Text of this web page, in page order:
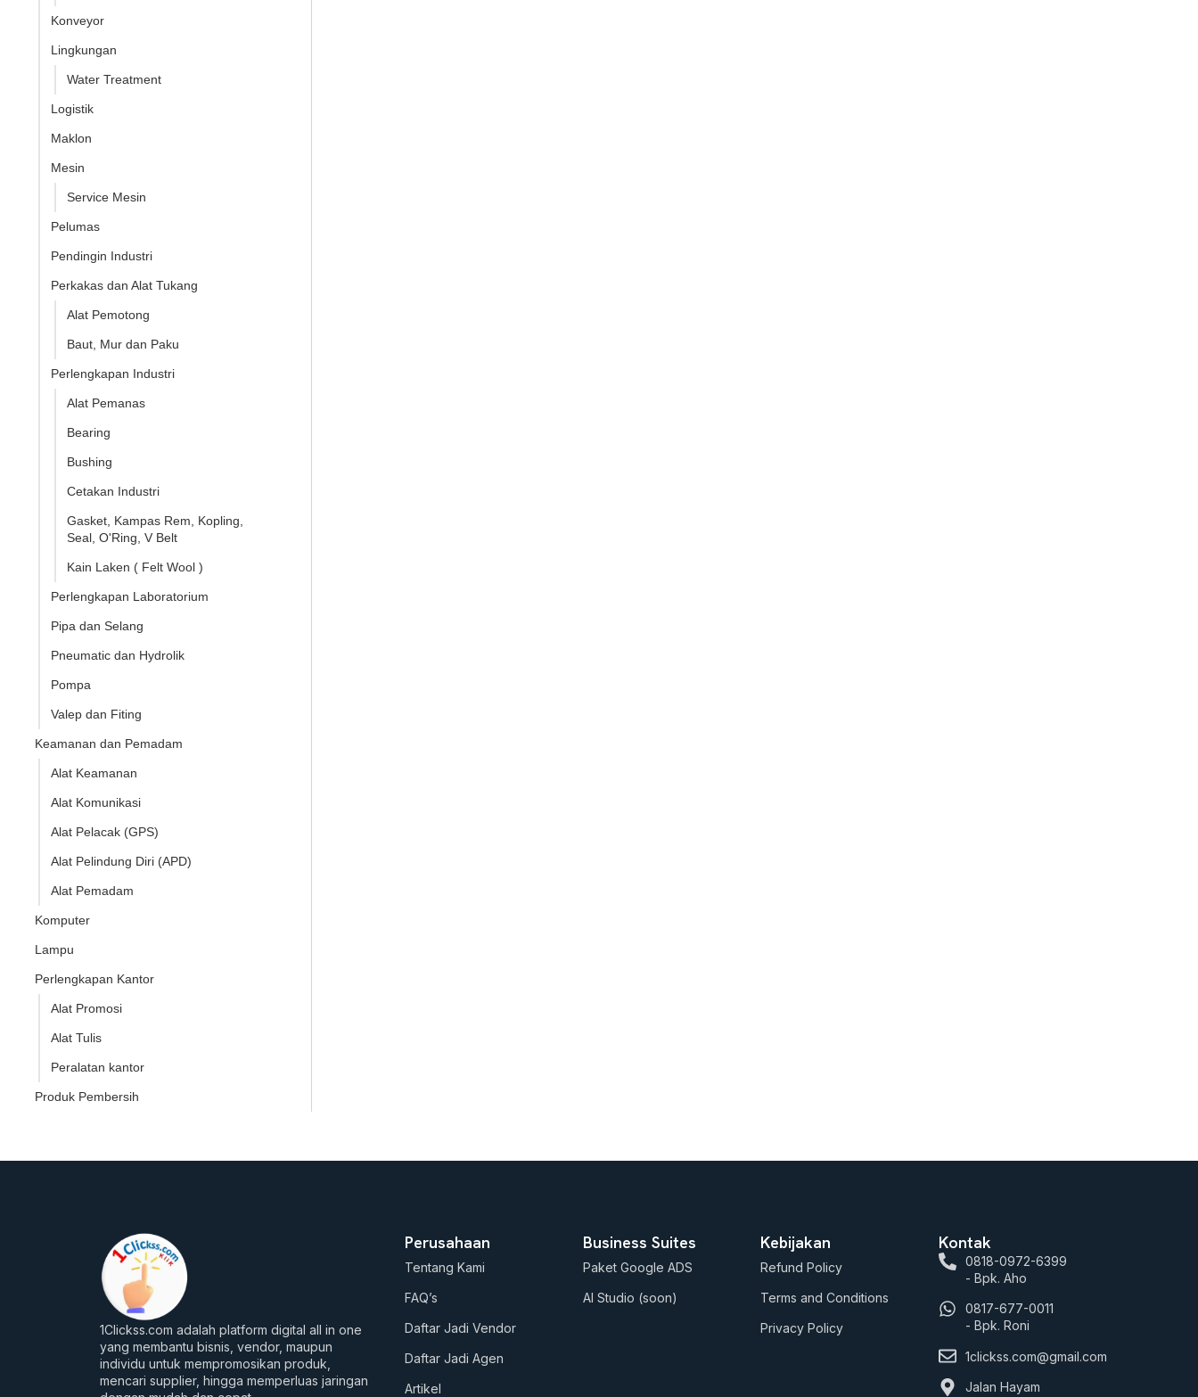
Konveyor
Lingkungan
Water Treatment
Logistik
Maklon
Mesin
Service Mesin
Pelumas
Pendingin Industri
Perkakas dan Alat Tukang
Alat Pemotong
Baut, Mur dan Paku
Perlengkapan Industri
Alat Pemanas
Bearing
Bushing
Cetakan Industri
Gasket, Kampas Rem, Kopling,
Seal, O'Ring, V Belt
Kain Laken ( Felt Wool )
Perlengkapan Laboratorium
Pipa dan Selang
Pneumatic dan Hydrolik
Pompa
Valep dan Fiting
Keamanan dan Pemadam
Alat Keamanan
Alat Komunikasi
Alat Pelacak (GPS)
Alat Pelindung Diri (APD)
Alat Pemadam
Komputer
Lampu
Perlengkapan Kantor
Alat Promosi
Alat Tulis
Peralatan kantor
Produk Pembersih
1Clickss.com adalah platform digital all in one
yang membantu bisnis, vendor, maupun
individu untuk mempromosikan produk,
mencari supplier, hingga memperluas jaringan
Perusahaan
Tentang Kami
FAQ’s
Daftar Jadi Vendor
Daftar Jadi Agen
Artikel
Business Suites
Paket Google ADS
AI Studio (soon)
Kebijakan
Refund Policy
Terms and Conditions
Privacy Policy
Kontak
0818-0972-6399
- Bpk. Aho
0817-677-0011
- Bpk. Roni
1clickss.com@gmail.com
Jalan Hayam